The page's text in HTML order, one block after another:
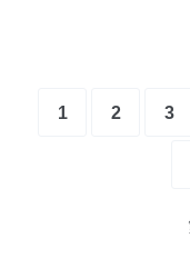
1 2 3